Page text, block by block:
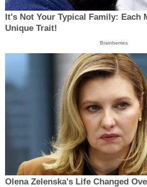
It's Not Your Typical Family: Each
Unique Trait!
Brainberries
Olena Zelenska's Life Changed